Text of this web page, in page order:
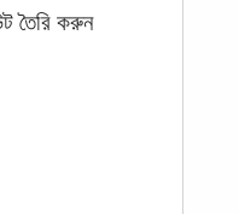
তৈরি করুন